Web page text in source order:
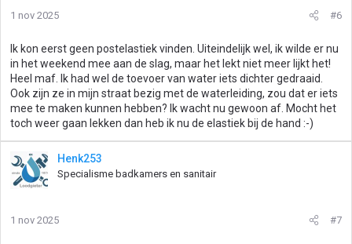
1 nov 2025 #6
Ik kon eerst geen postelastiek vinden. Uiteindelijk wel, ik wilde er nu
in het weekend mee aan de slag, maar het lekt niet meer lijkt het!
Heel maf. Ik had wel de toevoer van water iets dichter gedraaid.
Ook zijn ze in mijn straat bezig met de waterleiding, zou dat er iets
mee te maken kunnen hebben? Ik wacht nu gewoon af. Mocht het
toch weer gaan lekken dan heb ik nu de elastiek bij de hand :-)
Henk253
Specialisme badkamers en sanitair
1 nov 2025 #7